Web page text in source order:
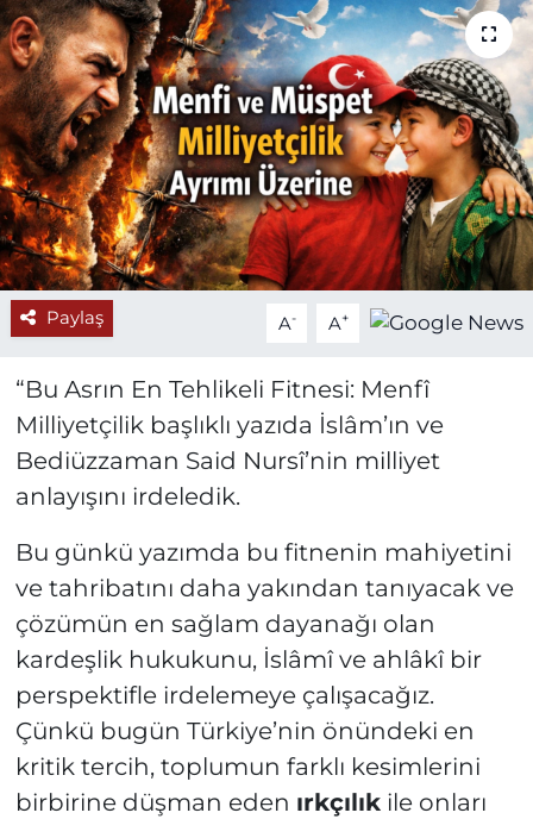
Paylaş A- A+
“Bu Asrın En Tehlikeli Fitnesi: Menfî
Milliyetçilik başlıklı yazıda İslâm’ın ve
Bediüzzaman Said Nursî’nin milliyet
anlayışını irdeledik.
Bu günkü yazımda bu fitnenin mahiyetini
ve tahribatını daha yakından tanıyacak ve
çözümün en sağlam dayanağı olan
kardeşlik hukukunu, İslâmî ve ahlâkî bir
perspektifle irdelemeye çalışacağız.
Çünkü bugün Türkiye’nin önündeki en
kritik tercih, toplumun farklı kesimlerini
birbirine düşman eden ırkçılıkile onları